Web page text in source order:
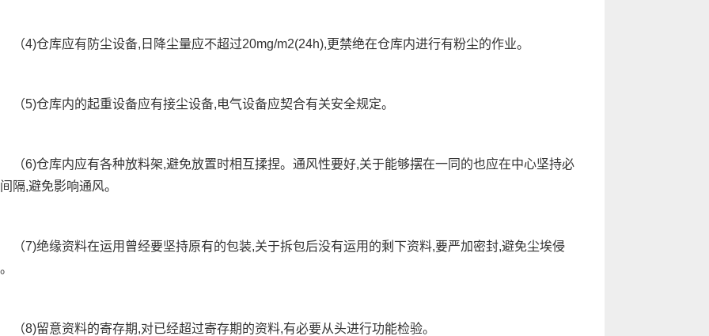
4)仓库应有防尘设备,日降尘量应不超过20mg/m2(24h),更禁绝在仓库内进行有粉尘的作业。
5)仓库内的起重设备应有接尘设备,电气设备应契合有关安全规定。
6)仓库内应有各种放料架,避免放置时相互揉捏。通风性要好,关于能够摆在一同的也应在中心坚持必
隔,避免影响通风。
7)绝缘资料在运用曾经要坚持原有的包装,关于拆包后没有运用的剩下资料,要严加密封,避免尘埃侵
8)留意资料的寄存期,对已经超过寄存期的资料,有必要从头进行功能检验。